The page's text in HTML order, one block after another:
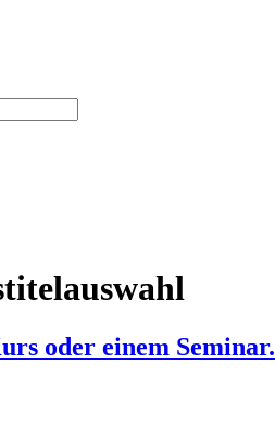
oder einem Seminar.